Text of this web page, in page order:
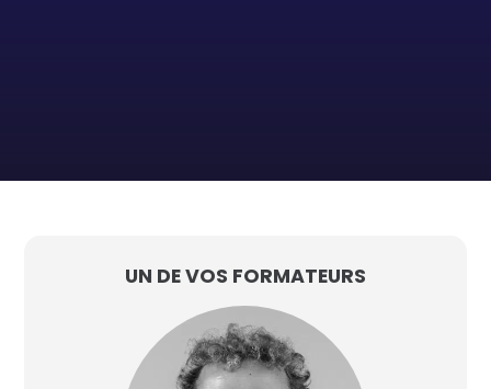
UN DE VOS FORMATEURS